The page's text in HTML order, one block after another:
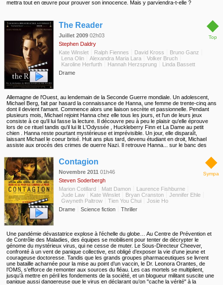
mettra tout en œuvre pour prouver son innocence. Mais y parviendra-t-elle ?
◆
Top
The Reader
Juillet 2009 02h03
Stephen Daldry
Kate Winslet
Ralph Fiennes David Kross
Bruno Ganz
Lena Olin
Alexandra Maria Lara
Volker Bruch
Karoline Herfurth
Hannah Herzsprung
Linda Bassett
Drame
Allemagne de l'Ouest, au lendemain de la Seconde Guerre mondiale. Un adolescent,
Michael Berg, fait par hasard la connaissance de Hanna, une femme de trente-cinq ans
dont il devient l'amant. Commence alors une liaison secrète et passionnelle. Pendant
plusieurs mois, Michael rejoint Hanna chez elle tous les jours, et l'un de leurs jeux
consiste à ce qu'il lui fasse la lecture. Il découvre peu à peu le plaisir qu'elle éprouve
lors de ce rituel tandis qu'il lui lit L'Odyssée , Huckleberry Finn et La Dame au petit
chien . Hanna reste pourtant mystérieuse et imprévisible. Un jour, elle disparaît,
laissant Michael le coeur brisé. Huit ans plus tard, devenu étudiant en droit, Michael
assiste aux procès des crimes de guerre Nazi. Il retrouve Hanna... sur le banc des
◆
Sympa
Contagion
Novembre 2011 01h46
Steven Soderbergh
Marion Cotillard
Matt Damon
Laurence Fishburne
Jude Law
Kate Winslet Bryan Cranston
Jennifer Ehle
Gwyneth Paltrow
Tien You Chui
Josie Ho
Drame
Science fiction Thriller
Une pandémie dévastatrice explose à l’échelle du globe… Au Centre de Prévention et
de Contrôle des Maladies, des équipes se mobilisent pour tenter de décrypter le
génome du mystérieux virus, qui ne cesse de muter. Le Sous-Directeur Cheever,
confronté à un vent de panique collective, est obligé d’exposer la vie d’une jeune et
courageuse doctoresse. Tandis que les grands groupes pharmaceutiques se livrent
une bataille acharnée pour la mise au point d’un vaccin, le Dr. Leonora Orantes, de
l’OMS, s’efforce de remonter aux sources du fléau. Les cas mortels se multiplient,
jusqu’à mettre en péril les fondements de la société, et un blogueur militant suscite une
panique aussi dangereuse que le virus en déclarant qu’on "cache la vérité" à la